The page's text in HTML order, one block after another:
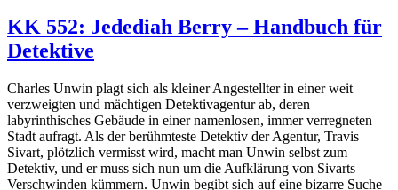
KK 552: Jedediah Berry – Handbuch für
Detektive
Charles Unwin plagt sich als kleiner Angestellter in einer weit
verzweigten und mächtigen Detektivagentur ab, deren
labyrinthisches Gebäude in einer namenlosen, immer verregneten
Stadt aufragt. Als der berühmteste Detektiv der Agentur, Travis
Sivart, plötzlich vermisst wird, macht man Unwin selbst zum
Detektiv, und er muss sich nun um die Aufklärung von Sivarts
Verschwinden kümmern. Unwin begibt sich auf eine bizarre Suche